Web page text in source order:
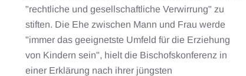
"rechtliche und gesellschaftliche Verwirrung" zu
stiften. Die Ehe zwischen Mann und Frau werde
"immer das geeignetste Umfeld für die Erziehung
von Kindern sein", hielt die Bischofskonferenz in
einer Erklärung nach ihrer jüngsten